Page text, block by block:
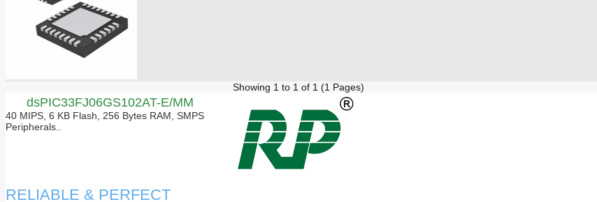
dsPIC33FJ06GS102AT-E/MM
40 MIPS, 6 KB Flash, 256 Bytes RAM, SMPS
Peripherals..
Showing 1 to 1 of 1 (1 Pages)
RELIABLE & PERFECT